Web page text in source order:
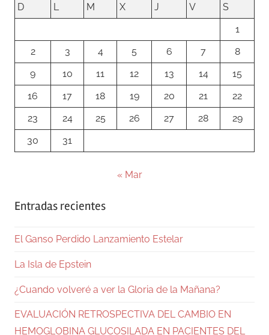
D
L M X J V
S
1
2
3 4 5 6 7
8
9
10 11 12 13 14
15
16
17 18 19 20 21
22
23
24 25 26 27 28
29
30
31
« Mar
Entradas recientes
El Ganso Perdido Lanzamiento Estelar
La Isla de Epstein
¿Cuando volveré a ver la Gloria de la Mañana?
EVALUACIÓN RETROSPECTIVA DEL CAMBIO EN
HEMOGLOBINA GLUCOSILADA EN PACIENTES DEL